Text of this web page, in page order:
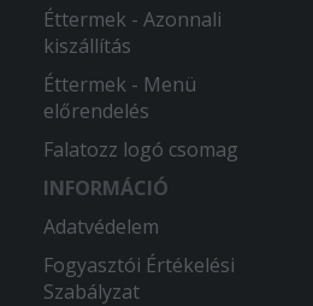
Éttermek - Azonnali
kiszállítás
Éttermek - Menü
előrendelés
Falatozz logó csomag
INFORMÁCIÓ
Adatvédelem
Fogyasztói Értékelési
Szabályzat